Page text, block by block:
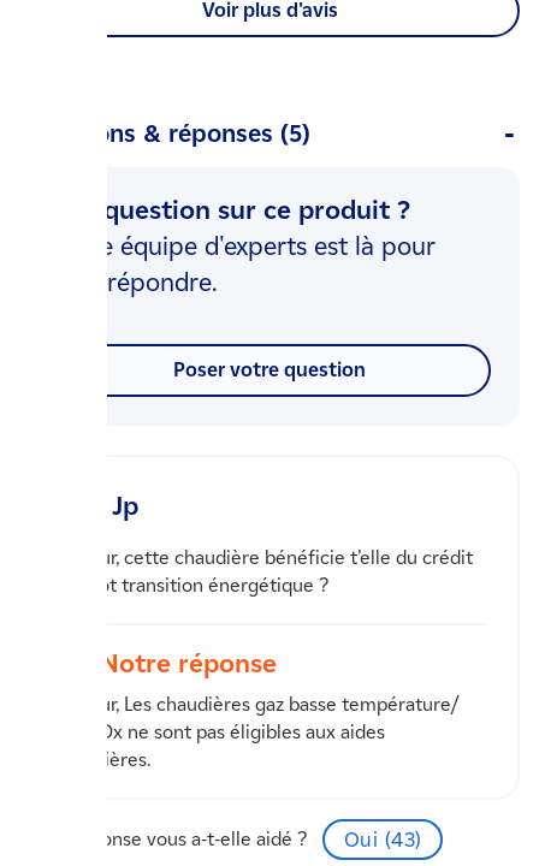
Voir plus d'avis
Questions & réponses (5)
Une question sur ce produit ?
Notre équipe d'experts est là pour
vous répondre.
Poser votre question
Jp
bonjour, cette chaudière bénéficie t’elle du crédit
d’impôt transition énergétique ?
Notre réponse
Bonjour, Les chaudières gaz basse température/
bas NOx ne sont pas éligibles aux aides
financières.
Cette réponse vous a-t-elle aidé ? Oui (43)